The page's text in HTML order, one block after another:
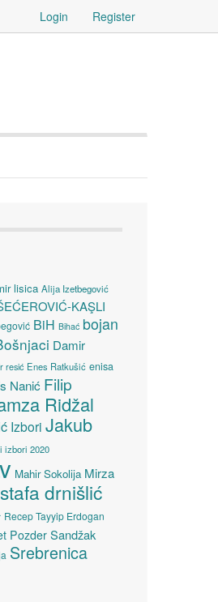
Login Register
lisica Alija Izetbegović
KAŞLI
BiH Bihać bojan
Damir
resić Enes Ratkušić enisa
Nanić Filip
Ridžal
Izbori Jakub
izbori 2020
Mahir Sokolija Mirza
drnišlić
Recep Tayyip Erdogan
Pozder Sandžak
Srebrenica